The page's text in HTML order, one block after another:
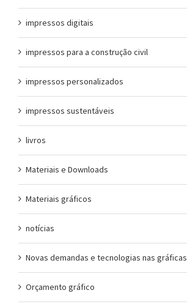
impressos digitais
impressos para a construção civil
impressos personalizados
impressos sustentáveis
livros
Materiais e Downloads
Materiais gráficos
notícias
Novas demandas e tecnologias nas gráficas
Orçamento gráfico